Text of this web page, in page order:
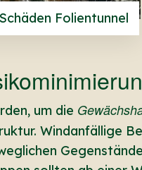
Folientunnel
um die
Windanfällige